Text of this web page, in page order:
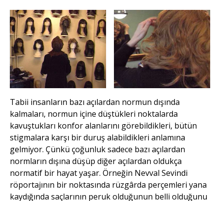
Tabii insanların bazı açılardan normun dışında
kalmaları, normun içine düştükleri noktalarda
kavuştukları konfor alanlarını görebildikleri, bütün
stigmalara karşı bir duruş alabildikleri anlamına
gelmiyor. Çünkü çoğunluk sadece bazı açılardan
normların dışına düşüp diğer açılardan oldukça
normatif bir hayat yaşar. Örneğin Nevval Sevindi
röportajının bir noktasında rüzgârda perçemleri yana
kaydığında saçlarının peruk olduğunun belli olduğunu